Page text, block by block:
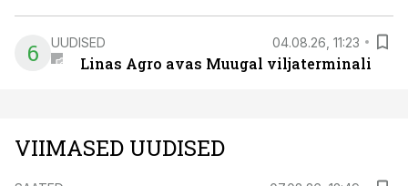
6 UUDISED 04.08.26, 11:23
Linas Agro avas Muugal viljaterminali
VIIMASED UUDISED